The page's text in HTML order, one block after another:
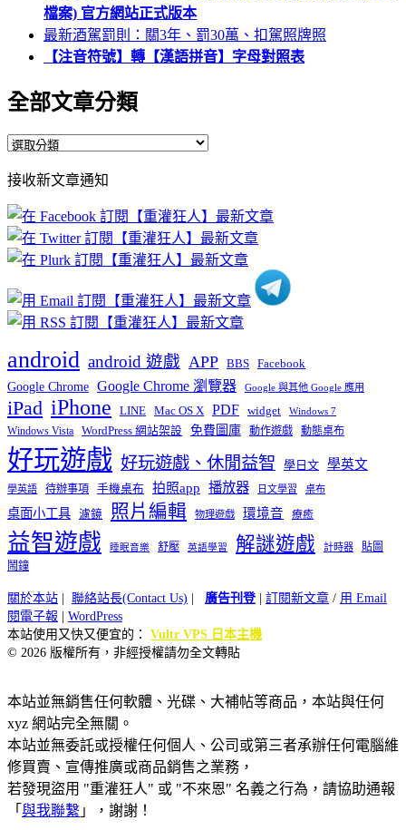
檔案) 官方網站正式版本
最新酒駕罰則：關3年、罰30萬、扣駕照牌照
【注音符號】轉【漢語拼音】字母對照表
全部文章分類
全
文
章
分
類
接收新文章通知
android android 遊戲 APP BBS Facebook
Google Chrome Google Chrome 瀏覽器 Google 與其他 Google 應用
iPad iPhone LINE Mac OS X PDF widget Windows 7
Windows Vista WordPress 網站架設 免費圖庫 動作遊戲 動態桌布
好玩遊戲 好玩遊戲、休閒益智 學日文 學英文
學英語 待辦事項 手機桌布 拍照app 播放器 日文學習 桌布
桌面小工具 濾鏡 照片編輯 物理遊戲 環境音 療癒
益智遊戲 睡眠音樂 舒壓 英語學習 解謎遊戲 計時器
貼圖
鬧鐘
關於本站 | 聯絡站長(Contact Us) | 廣告刊登| 訂閱新文章 / 用 Email
閱電子報 | WordPress
本站使用又快又便宜的： Vultr VPS 日本主機
© 2026 版權所有，非經授權請勿全文轉貼
本站並無銷售任何軟體、光碟、大補帖等商品，本站與任何
xyz 網站完全無關。
本站並無委託或授權任何個人、公司或第三者承辦任何電腦維
修買賣、宣傳推廣或商品銷售之業務，
若發現盜用 "重灌狂人" 或 "不來恩" 名義之行為，請協助通報
「 與我聯繫 」，謝謝！